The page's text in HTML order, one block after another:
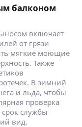
балконом
включает
от грязи
мягкие моющие
Также
В зимний
и льда, чтобы
проверка
службы
вид.